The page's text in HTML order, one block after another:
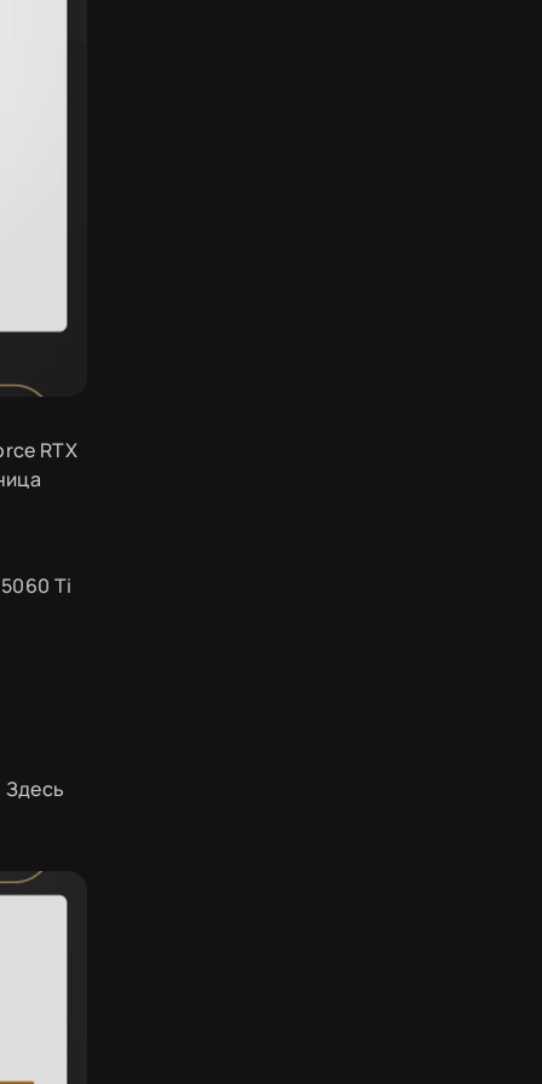
RTX
Ti
Здесь